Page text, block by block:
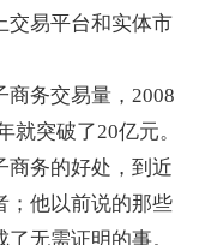
交易平台和实体市
务交易量，2008
就突破了20亿元。
务的好处，到近
；他以前说的那些
无需证明的事。